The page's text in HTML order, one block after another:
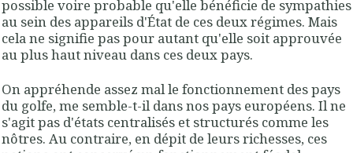
possible voire probable qu'elle bénéficie de sympathies
au sein des appareils d'État de ces deux régimes. Mais
cela ne signifie pas pour autant qu'elle soit approuvée
au plus haut niveau dans ces deux pays.
On appréhende assez mal le fonctionnement des pays
du golfe, me semble-t-il dans nos pays européens. Il ne
s'agit pas d'états centralisés et structurés comme les
nôtres. Au contraire, en dépit de leurs richesses, ces